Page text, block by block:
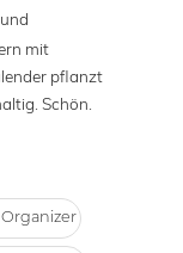
mit
pflanzt
Schön.
Organizer